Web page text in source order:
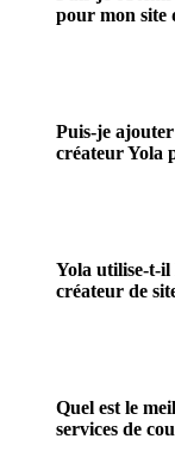
pour mon site
Puis-je
créateur Yola
Yola utilise-t-il
créateur de
Quel est le
services de